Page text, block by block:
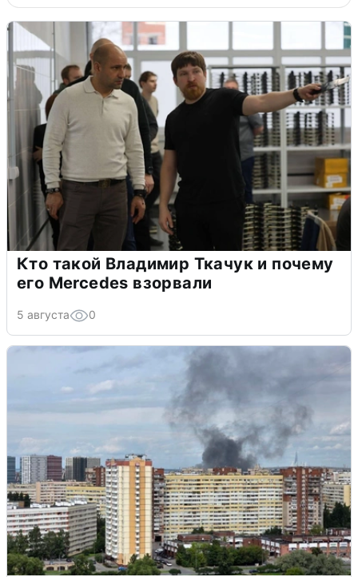
Кто такой Владимир Ткачук и почему
его Mercedes взорвали
5 августа 0